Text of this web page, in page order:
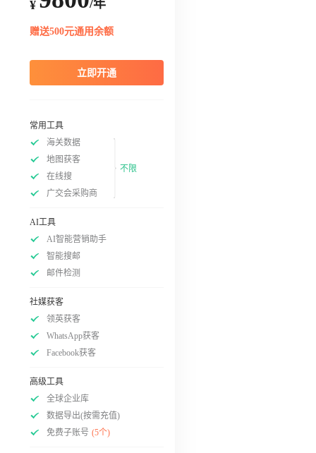
¥ /年
赠送500元通用余额
立即开通
常用工具
海关数据
地图获客
在线搜
广交会采购商
不限
AI工具
AI智能营销助手
智能搜邮
邮件检测
社媒获客
领英获客
WhatsApp获客
Facebook获客
高级工具
全球企业库
数据导出(按需充值)
免费子账号 (5个)